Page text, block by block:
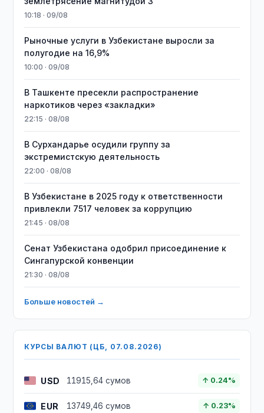
10:18 · 09/08
Рыночные услуги в Узбекистане выросли за
полугодие на 16,9%
10:00 · 09/08
В Ташкенте пресекли распространение
наркотиков через «закладки»
22:15 · 08/08
В Сурхандарье осудили группу за
экстремистскую деятельность
22:00 · 08/08
В Узбекистане в 2025 году к ответственности
привлекли 7517 человек за коррупцию
21:45 · 08/08
Сенат Узбекистана одобрил присоединение к
Сингапурской конвенции
21:30 · 08/08
Больше новостей →
КУРСЫ ВАЛЮТ (ЦБ, 07.08.2026)
USD 11915,64 сумов ↑ 0.24%
EUR 13749,46 сумов ↑ 0.23%